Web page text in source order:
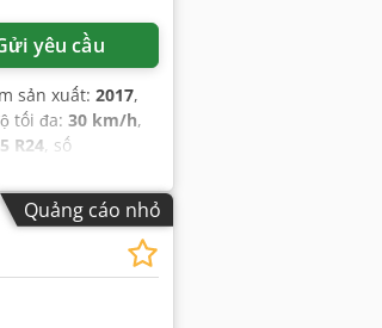
yêu cầu
sản xuất: 2017,
tối đa: 30 km/h,
R24, số
điều hòa
Quảng cáo nhỏ